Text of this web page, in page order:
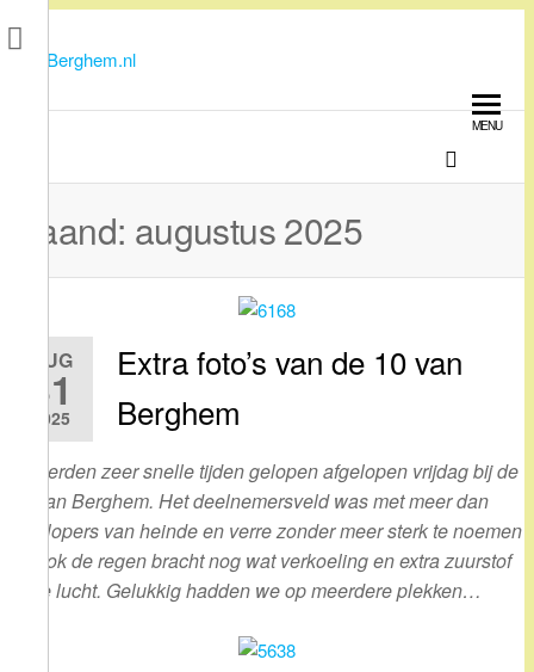
Ga
naar
inhoudBERGHEM.NL MENU
Maand: augustus 2025
AUG
31
2025
Extra foto’s van de 10 van
Berghem
Er werden zeer snelle tijden gelopen afgelopen vrijdag bij de
10 van Berghem. Het deelnemersveld was met meer dan
300 lopers van heinde en verre zonder meer sterk te noemen
en ook de regen bracht nog wat verkoeling en extra zuurstof
in de lucht. Gelukkig hadden we op meerdere plekken…